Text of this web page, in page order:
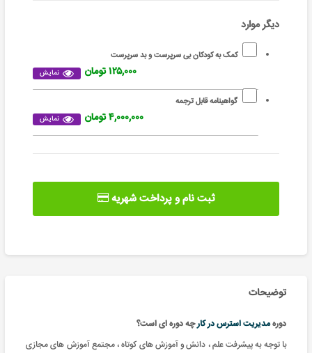
دیگر موارد
کمک به کودکان بی سرپرست و بد سرپرست
نمایش ۱۲۵,۰۰۰ تومان
گواهینامه قابل ترجمه
نمایش ۴,۰۰۰,۰۰۰ تومان
ثبت نام و پرداخت شهریه
توضیحات
دورهمدیریت استرس در کارچه دوره ای است؟
با توجه به پیشرفت علم ، دانش و آموزش های کوتاه ، مجتمع آموزش های مجازی